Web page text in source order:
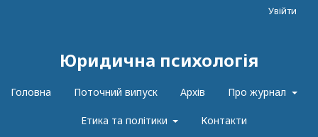
Юридична психологія
Головна Поточний випуск Архів Про журнал
Етика та політики Контакти
Увійти